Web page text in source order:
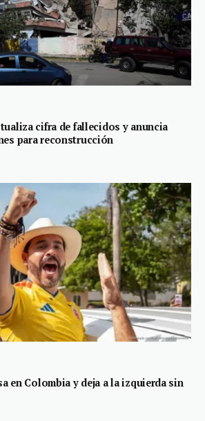
cifra de fallecidos y anuncia
para reconstrucción
en Colombia y deja a la izquierda sin